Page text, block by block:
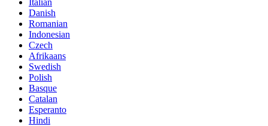
Danish
Romanian
Indonesian
Czech
Afrikaans
Swedish
Polish
Basque
Catalan
Esperanto
Hindi